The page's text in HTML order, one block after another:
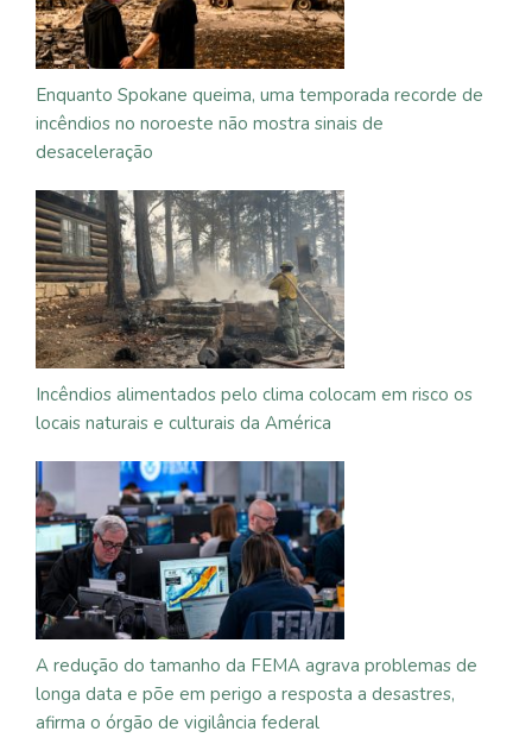
Enquanto Spokane queima, uma temporada recorde de
incêndios no noroeste não mostra sinais de
desaceleração
Incêndios alimentados pelo clima colocam em risco os
locais naturais e culturais da América
A redução do tamanho da FEMA agrava problemas de
longa data e põe em perigo a resposta a desastres,
afirma o órgão de vigilância federal